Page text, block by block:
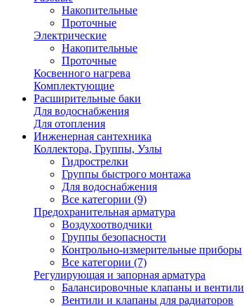
Накопительные
Проточные
Электрические
Накопительные
Проточные
Косвенного нагрева
Комплектующие
Расширительные баки
Для водоснабжения
Для отопления
Инженерная сантехника
Коллектора, Группы, Узлы
Гидрострелки
Группы быстрого монтажа
Для водоснабжения
Все категории (9)
Предохранительная арматура
Воздухоотводчики
Группы безопасности
Контрольно-измерительные приборы
Все категории (7)
Регулирующая и запорная арматура
Балансировочные клапаны и вентили
Вентили и клапаны для радиаторов